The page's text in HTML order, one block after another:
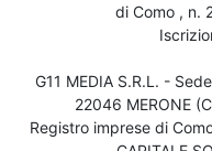
di Como , n.
G11 MEDIA S.R.L. -
22046 MERONE
Registro imprese di